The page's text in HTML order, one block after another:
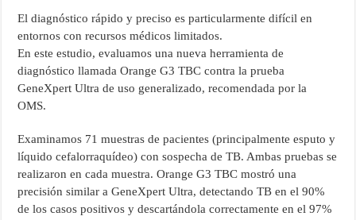
El diagnóstico rápido y preciso es particularmente difícil en
entornos con recursos médicos limitados.
En este estudio, evaluamos una nueva herramienta de
diagnóstico llamada Orange G3 TBC contra la prueba
GeneXpert Ultra de uso generalizado, recomendada por la
OMS.
Examinamos 71 muestras de pacientes (principalmente esputo y
líquido cefalorraquídeo) con sospecha de TB. Ambas pruebas se
realizaron en cada muestra. Orange G3 TBC mostró una
precisión similar a GeneXpert Ultra, detectando TB en el 90%
de los casos positivos y descartándola correctamente en el 97%